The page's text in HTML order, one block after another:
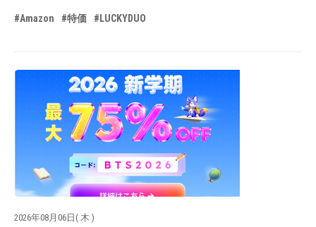
#Amazon #特価 #LUCKYDUO
2026年08月06日( 木 )